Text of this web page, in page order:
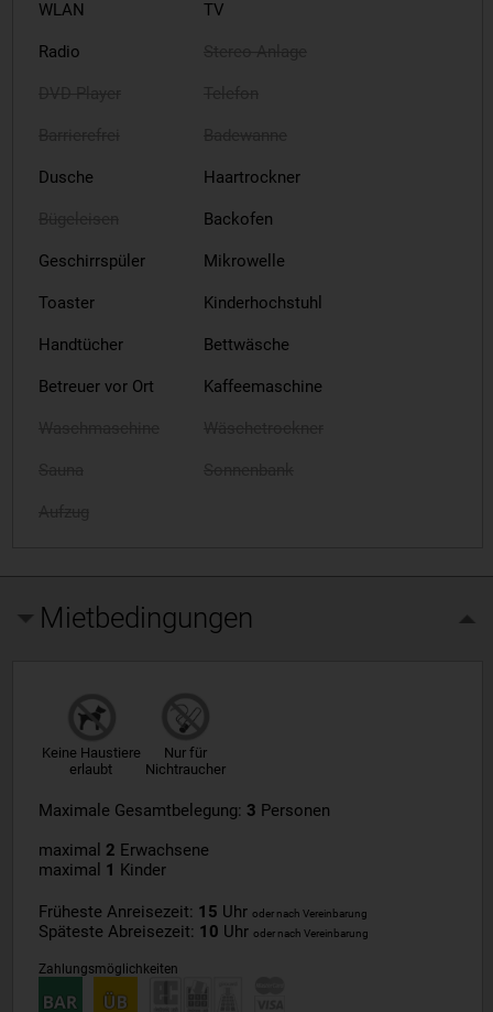
WLAN TV
Radio
Dusche Haartrockner
Backofen
Geschirrspüler Mikrowelle
Toaster Kinderhochstuhl
Handtücher Bettwäsche
Betreuer vor Ort Kaffeemaschine
Mietbedingungen
Keine Haustiere
erlaubt
Nur für
Nichtraucher
Maximale Gesamtbelegung: 3 Personen
maximal 2 Erwachsene
maximal 1 Kinder
Früheste Anreisezeit: 15 Uhr oder nach Vereinbarung
Späteste Abreisezeit: 10 Uhr oder nach Vereinbarung
Zahlungsmöglichkeiten